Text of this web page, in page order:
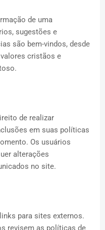
de uma
sugestões e
são bem-vindos, desde
cristãos e
de realizar
em suas políticas
Os usuários
alterações
no site.
para sites externos.
revisem as políticas de